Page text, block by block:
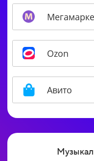
Ozon
Авито